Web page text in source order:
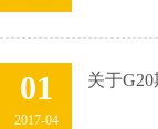
01
2017-04
关于